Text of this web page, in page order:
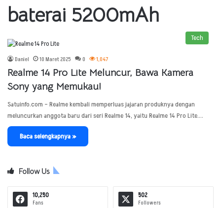
baterai 5200mAh
Tech
Daniel 10 Maret 2025 0 1,047
Realme 14 Pro Lite Meluncur, Bawa Kamera
Sony yang Memukau!
Satuinfo.com – Realme kembali memperluas jajaran produknya dengan
meluncurkan anggota baru dari seri Realme 14, yaitu Realme 14 Pro Lite.…
Baca selengkapnya »
Follow Us
10,250
Fans
502
Followers